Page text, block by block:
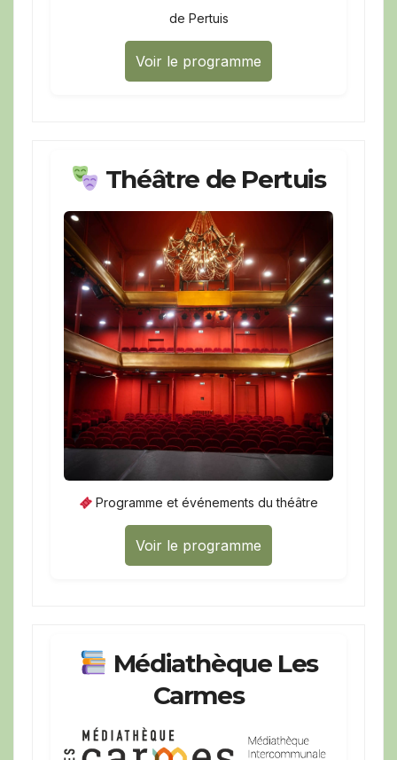
de Pertuis
Voir le programme
Théâtre de Pertuis
Programme et événements du théâtre
Voir le programme
Médiathèque Les
Carmes